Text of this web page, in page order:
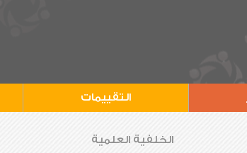
التقييمات
الخلفية العلمية